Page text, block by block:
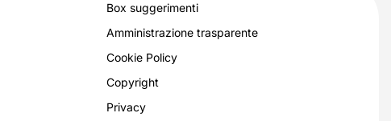
Box suggerimenti
Amministrazione trasparente
Cookie Policy
Copyright
Privacy